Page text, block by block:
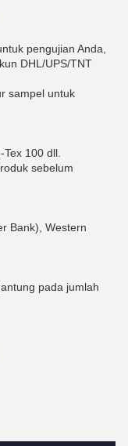
pengujian Anda,
DHL/UPS/TNT
sampel untuk
100 dll.
sebelum
Bank), Western
pada jumlah